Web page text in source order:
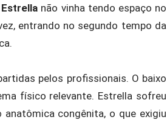
não vinha tendo espaço no
entrando no segundo tempo da
pelos profissionais. O baixo
físico relevante. Estrella sofreu
congênita, o que exigiu